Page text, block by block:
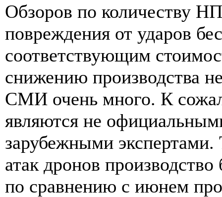
Обзоров по количеству
повреждения от ударов
соответствующим
снижению производства
СМИ очень много. К
являются не
зарубежными
атак дронов
по сравнению с июнем